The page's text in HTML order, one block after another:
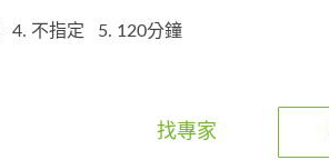
4. 不指定
5. 120分鐘
找專家